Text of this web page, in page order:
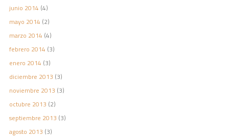
junio 2014 (4)
mayo 2014 (2)
marzo 2014 (4)
febrero 2014 (3)
enero 2014 (3)
diciembre 2013 (3)
noviembre 2013 (3)
octubre 2013 (2)
septiembre 2013 (3)
agosto 2013 (3)